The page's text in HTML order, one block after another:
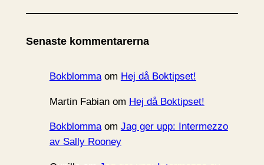
k
v
Senaste kommentarerna
Bokblommaom Hej då Boktipset!
Martin Fabianom Hej då Boktipset!
Bokblommaom Jag ger upp: Intermezzo
av Sally Rooney